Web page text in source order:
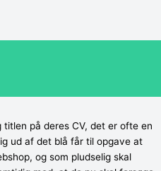
på deres CV, det er ofte en
ud af det blå får til opgave at
og som pludselig skal